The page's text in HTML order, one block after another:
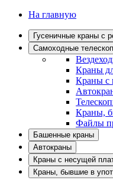
На главную
Гусеничные краны с
Самоходные
Краны
Краны с
Краны,
Файлы
Башенные краны
Автокраны
Краны с несущей
Краны, бывшие в